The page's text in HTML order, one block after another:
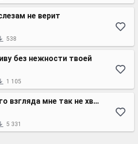
не верит
538
без нежности твоей
1 105
Любимого взгляда мне так не хватает
5 331